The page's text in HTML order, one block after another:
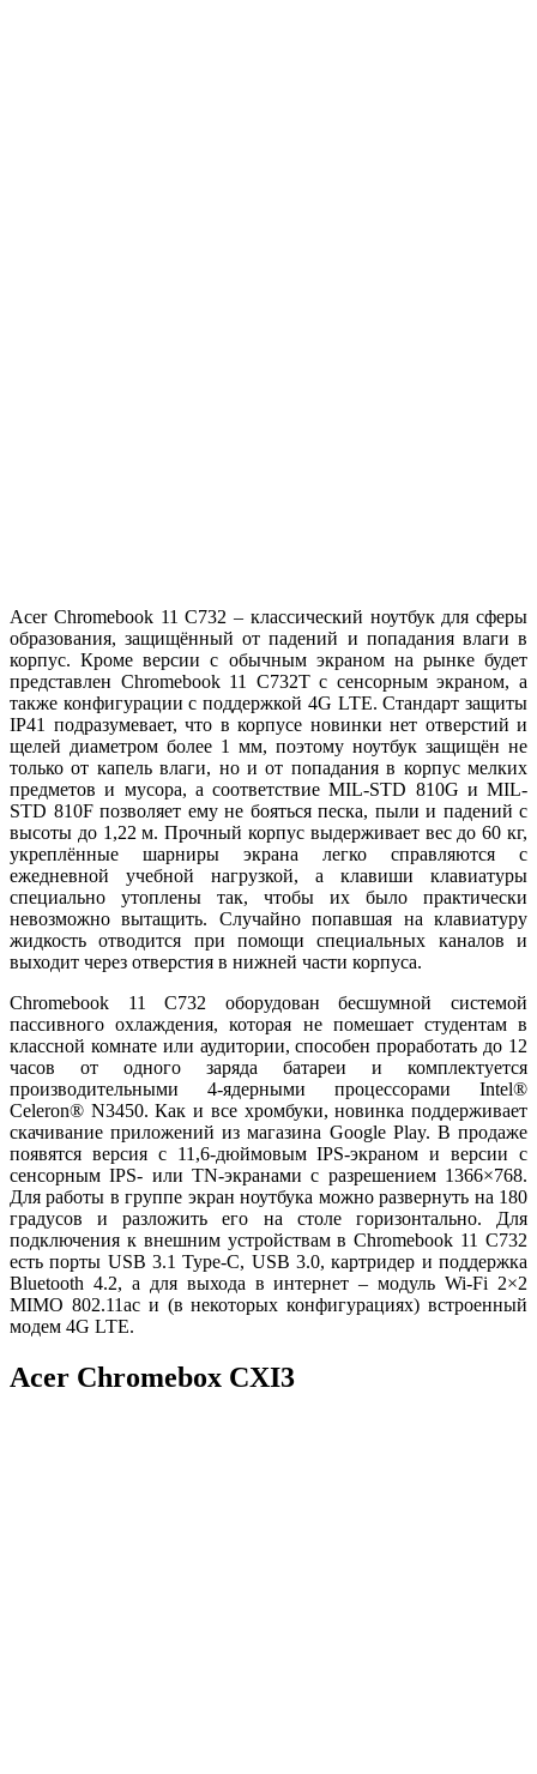
Acer Chromebook 11 C732 – классический ноутбук для сферы
образования, защищённый от падений и попадания влаги в
корпус. Кроме версии с обычным экраном на рынке будет
представлен Chromebook 11 C732T с сенсорным экраном, а
также конфигурации с поддержкой 4G LTE. Стандарт защиты
IP41 подразумевает, что в корпусе новинки нет отверстий и
щелей диаметром более 1 мм, поэтому ноутбук защищён не
только от капель влаги, но и от попадания в корпус мелких
предметов и мусора, а соответствие MIL-STD 810G и MIL-
STD 810F позволяет ему не бояться песка, пыли и падений с
высоты до 1,22 м. Прочный корпус выдерживает вес до 60 кг,
укреплённые шарниры экрана легко справляются с
ежедневной учебной нагрузкой, а клавиши клавиатуры
специально утоплены так, чтобы их было практически
невозможно вытащить. Случайно попавшая на клавиатуру
жидкость отводится при помощи специальных каналов и
выходит через отверстия в нижней части корпуса.
Chromebook 11 C732 оборудован бесшумной системой
пассивного охлаждения, которая не помешает студентам в
классной комнате или аудитории, способен проработать до 12
часов от одного заряда батареи и комплектуется
производительными 4-ядерными процессорами Intel®
Celeron® N3450. Как и все хромбуки, новинка поддерживает
скачивание приложений из магазина Google Play. В продаже
появятся версия с 11,6-дюймовым IPS-экраном и версии с
сенсорным IPS- или TN-экранами с разрешением 1366×768.
Для работы в группе экран ноутбука можно развернуть на 180
градусов и разложить его на столе горизонтально. Для
подключения к внешним устройствам в Chromebook 11 C732
есть порты USB 3.1 Type-C, USB 3.0, картридер и поддержка
Bluetooth 4.2, а для выхода в интернет – модуль Wi-Fi 2×2
MIMO 802.11ac и (в некоторых конфигурациях) встроенный
модем 4G LTE.
Acer Chromebox CXI3